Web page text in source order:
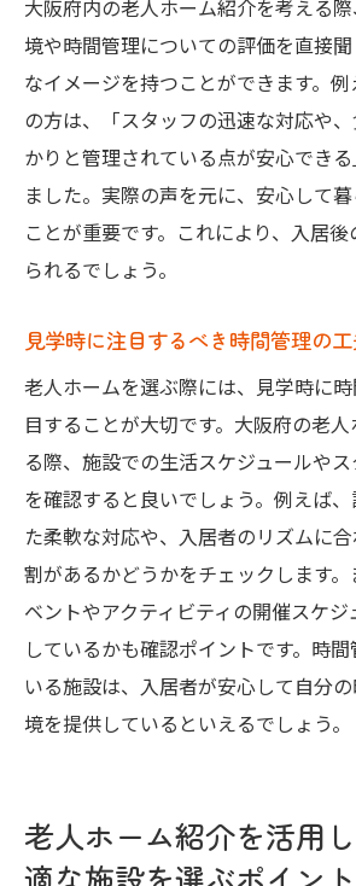
大阪府内の老人ホーム紹介を考える
境や時間管理についての評価を直接
なイメージを持つことができます。
の方は、「スタッフの迅速な対応や
かりと管理されている点が安心でき
ました。実際の声を元に、安心して
ことが重要です。これにより、入居
られるでしょう。
見学時に注目するべき時間管理の
老人ホームを選ぶ際には、見学時に
目することが大切です。大阪府の老
る際、施設での生活スケジュールや
を確認すると良いでしょう。例えば
た柔軟な対応や、入居者のリズムに
割があるかどうかをチェックします
ベントやアクティビティの開催スケジ
しているかも確認ポイントです。時
いる施設は、入居者が安心して自分
境を提供しているといえるでしょう。
老人ホーム紹介を活用